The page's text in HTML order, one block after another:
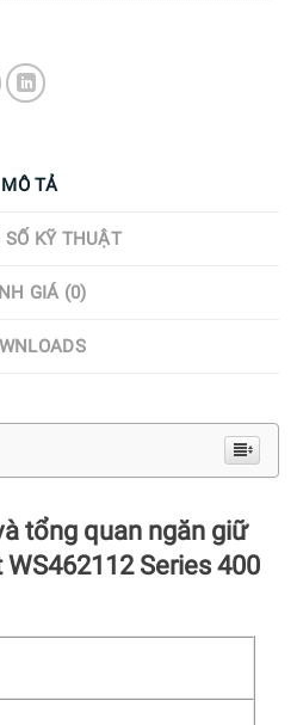
MÔ TẢ
SỐ KỸ THUẬT
GIÁ (0)
tổng quan ngăn giữ
Series 400